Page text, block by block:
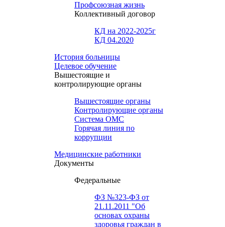
Профсоюзная жизнь
Коллективный договор
КД на 2022-2025г
КД 04.2020
История больницы
Целевое обучение
Вышестоящие и
контролирующие органы
Вышестоящие органы
Контролирующие органы
Система ОМС
Горячая линия по
коррупции
Медицинские работники
Документы
Федеральные
ФЗ №323-ФЗ от
21.11.2011 "Об
основах охраны
здоровья граждан в